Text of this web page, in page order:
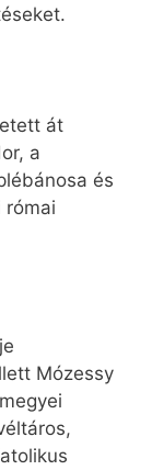
át
a
és
római
Mózessy